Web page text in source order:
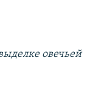
овечьей